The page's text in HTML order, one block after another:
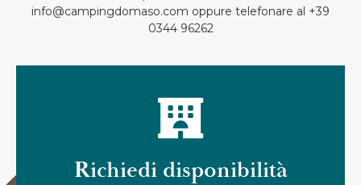
info@campingdomaso.com oppure telefonare al +39
0344 96262
Richiedi disponibilità